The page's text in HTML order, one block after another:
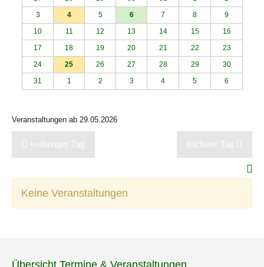
3
4 5 6 7 8
9
10
11 12 13 14 15
16
17
18 19 20 21 22
23
24
25 26 27 28 29
30
31
1 2 3 4 5 6
Veranstaltungen ab 29.05.2026
vorheriger Tag nächster Tag
Keine Veranstaltungen
Übersicht Termine & Veranstaltungen